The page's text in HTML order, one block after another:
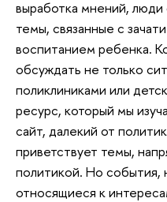
выработка мнений,
темы, связанные с
воспитанием ребенка.
обсуждать не только
поликлиниками или
ресурс, который мы
сайт, далекий от
приветствует темы,
политикой. Но события,
относящиеся к